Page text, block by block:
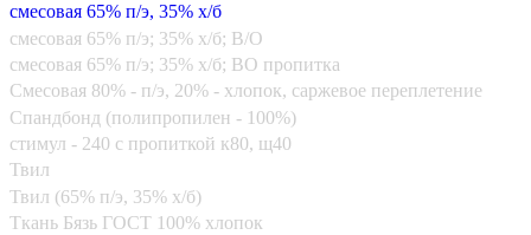
смесовая 65% п/э, 35% х/б
смесовая 65% п/э; 35% х/б; В/О
смесовая 65% п/э; 35% х/б; ВО пропитка
Смесовая 80% - п/э, 20% - хлопок, саржевое переплетение
Спандбонд (полипропилен - 100%)
стимул - 240 с пропиткой к80, щ40
Твил
Твил (65% п/э, 35% х/б)
Ткань Бязь ГОСТ 100% хлопок